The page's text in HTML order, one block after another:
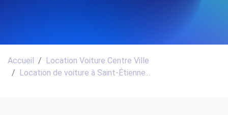
Accueil
Location Voiture Centre Ville
Location de voiture à Saint-Étienne...